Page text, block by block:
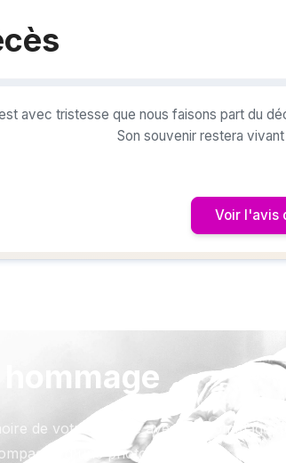
avec tristesse que nous faisons part du
Son souvenir restera
Voir l'avis
hommage
de votre proche avec un hommage
d'une photo.